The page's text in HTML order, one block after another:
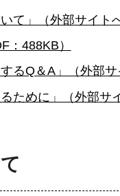
」（外部サイト
：488KB）
Q＆A」（外部
めに」（外部サ